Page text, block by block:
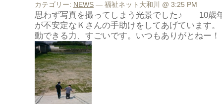
カテゴリー: NEWS — 福祉ネット大和川 @ 3:25 PM
思わず写真を撮ってしまう光景でした♪ 10歳
が不安定なＫさんの手助けをしてあげています
動できる力、すごいです。いつもありがとねー！